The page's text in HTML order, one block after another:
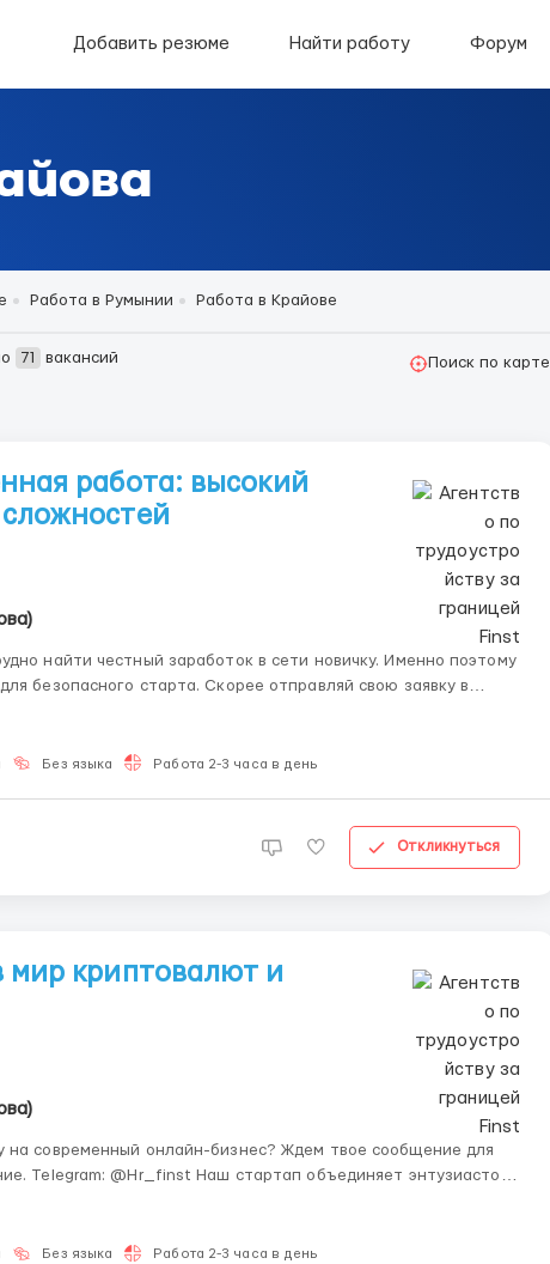
Добавить резюме Найти работу Форум
Работа в Румынии Работа в Крайове
71 вакансий Поиск по карте
работа: высокий
найти честный заработок в сети новичку. Именно поэтому
безопасного старта. Скорее отправляй свою заявку в
Без языка Работа 2-3 часа в день
Откликнуться
мир криптовалют и
на современный онлайн-бизнес? Ждем твое сообщение для
Наш стартап объединяет энтузиастов
Без языка Работа 2-3 часа в день